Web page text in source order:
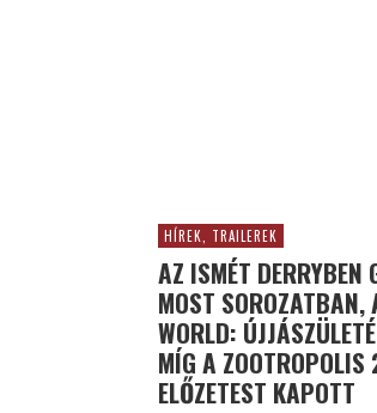
HÍREK, TRAILEREK
AZ ISMÉT DERRYBEN
MOST SOROZATBAN,
WORLD:
MÍG A ZOOTROPOLIS
ELŐZETEST KAPOTT